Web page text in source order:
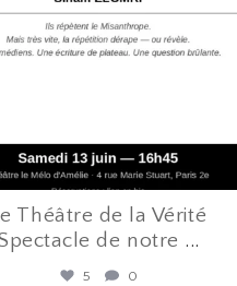
Théâtre de la Vérité
de notre ...
5 0